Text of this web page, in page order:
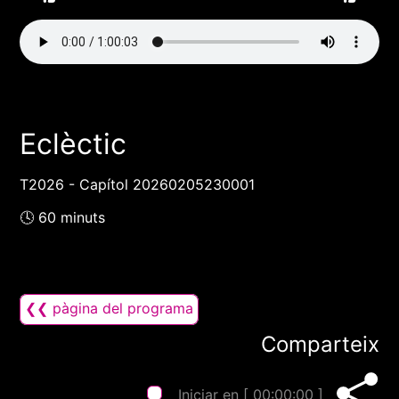
Eclèctic
T2026 - Capítol 20260205230001
🕓 60 minuts
❮❮ pàgina del programa
Comparteix
Iniciar en [ 00:00:00 ]